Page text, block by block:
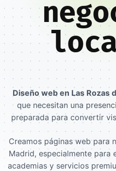
Diseño web en Las Rozas
que necesitan una
preparada para convertir
Creamos páginas web para
Madrid, especialmente para
academias y servicios